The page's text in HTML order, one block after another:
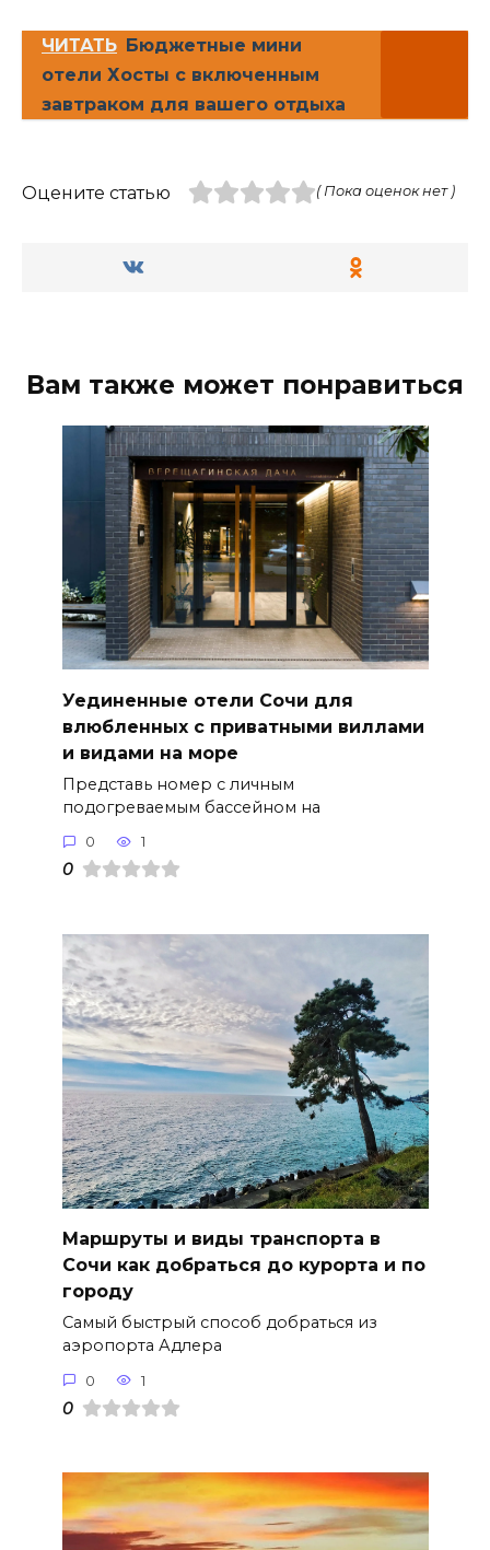
ЧИТАТЬ Бюджетные мини
отели Хосты с включенным
завтраком для вашего отдыха
Оцените статью ( Пока оценок нет )
Вам также может понравиться
Уединенные отели Сочи для
влюбленных с приватными виллами
и видами на море
Представь номер с личным
подогреваемым бассейном на
0 1
0
Маршруты и виды транспорта в
Сочи как добраться до курорта и по
городу
Самый быстрый способ добраться из
аэропорта Адлера
0 1
0